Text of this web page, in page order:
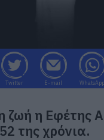
Twitter E-mail WhatsApp
ζωή η Εφέτης
της χρόνια.